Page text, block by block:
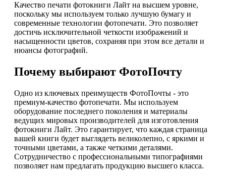
Качество печати фотокниги Лайт на высшем уровне,
поскольку мы используем только лучшую бумагу и
современные технологии фотопечати. Это позволяет
достичь исключительной четкости изображений и
насыщенности цветов, сохраняя при этом все детали и
нюансы фотографий.
Почему выбирают ФотоПочту
Одно из ключевых преимуществ ФотоПочты - это
премиум-качество фотопечати. Мы используем
оборудование последнего поколения и материалы
ведущих мировых производителей для изготовления
фотокниги Лайт. Это гарантирует, что каждая страница
вашей книги будет выглядеть великолепно, с яркими и
точными цветами, а также четкими деталями.
Сотрудничество с профессиональными типографиями
позволяет нам предлагать продукцию высшего класса.